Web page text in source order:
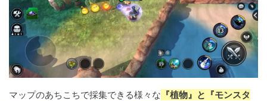
マップのあちこちで採集できる様々な 『植物』と『モンスタ